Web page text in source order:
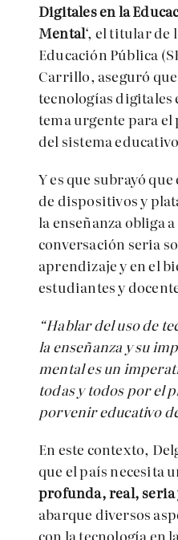
Digitales en la
Mental‘, el titular de
Educación Pública
Carrillo, aseguró
tecnologías digitales
tema urgente para
del sistema
Y es que subrayó
de dispositivos y
la enseñanza obliga
conversación seria
aprendizaje y en el
estudiantes y
“Hablar del uso de
la enseñanza y su
mental es un
todas y todos por el
porvenir educativo
En este contexto,
que el país necesita
profunda, real, seria
abarque diversos
con la tecnología en